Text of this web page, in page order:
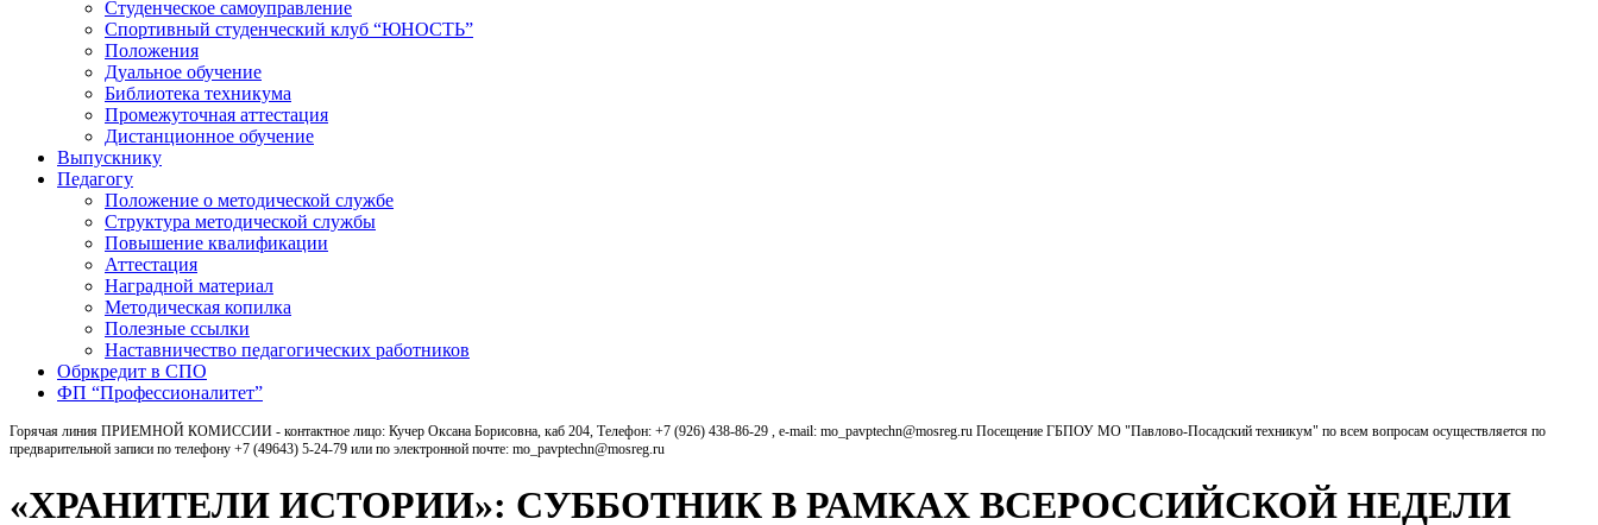
Студенческое самоуправление
Спортивный студенческий клуб “ЮНОСТЬ”
Положения
Дуальное обучение
Библиотека техникума
Промежуточная аттестация
Дистанционное обучение
Выпускнику
Педагогу
Положение о методической службе
Структура методической службы
Повышение квалификации
Аттестация
Наградной материал
Методическая копилка
Полезные ссылки
Наставничество педагогических работников
Обркредит в СПО
ФП “Профессионалитет”
Горячая линия ПРИЕМНОЙ КОМИССИИ - контактное лицо: Кучер Оксана Борисовна, каб 204, Телефон: +7 (926) 438-86-29 , e-mail: mo_pavptechn@mosreg.ru Посещение ГБПОУ МО "Павлово-Посадский техникум" по всем вопросам осуществляется по
предварительной записи по телефону +7 (49643) 5-24-79 или по электронной почте: mo_pavptechn@mosreg.ru
«ХРАНИТЕЛИ ИСТОРИИ»: СУББОТНИК В РАМКАХ ВСЕРОССИЙСКОЙ НЕДЕЛИ